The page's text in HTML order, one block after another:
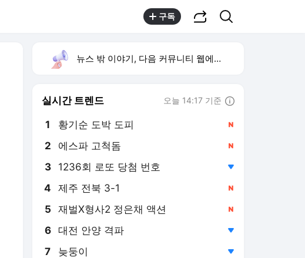
구독
뉴스 밖 이야기, 다음 커뮤니티 웹에서 보기
실시간 트렌드 오늘 14:17 기준
1 황기순 도박 도피
2 에스파 고척돔
3 1236회 로또 당첨 번호
4 제주 전북 3-1
5 재벌X형사2 정은채 액션
6 대전 안양 격파
7 늦둥이